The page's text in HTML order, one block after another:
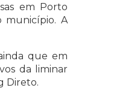
em Porto
município. A
que em
da liminar
Direto.